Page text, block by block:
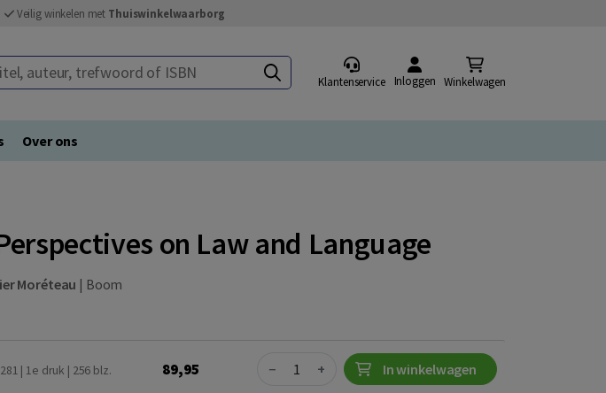
Veilig winkelen met Thuiswinkelwaarborg
auteur, trefwoord of ISBN
Klantenservice Inloggen Winkelwagen
Over ons
on Law and Language
Moréteau | Boom
| 1e druk | 256 blz.
89,95 Quantity
− + In winkelwagen